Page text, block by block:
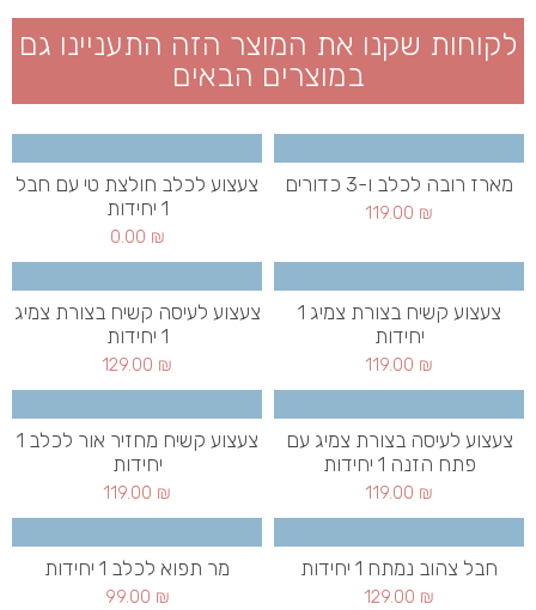
לקוחות שקנו את המוצר הזה התעניינו גם
במוצרים הבאים
מארז רובה לכלב ו-3 כדורים
119.00 ₪
צעצוע לכלב חולצת טי עם חבל
1 יחידות
0.00 ₪
צעצוע קשיח בצורת צמיג 1
יחידות
119.00 ₪
צעצוע לעיסה קשיח בצורת צמיג
1 יחידות
129.00 ₪
צעצוע לעיסה בצורת צמיג עם
פתח הזנה 1 יחידות
119.00 ₪
צעצוע קשיח מחזיר אור לכלב 1
יחידות
119.00 ₪
חבל צהוב נמתח 1 יחידות
129.00 ₪
מר תפוא לכלב 1 יחידות
99.00 ₪